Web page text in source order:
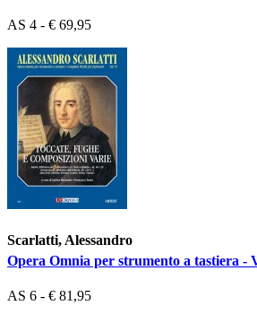
AS 4 - € 69,95
Scarlatti, Alessandro
Opera Omnia per strumento a tastiera -
AS 6 - € 81,95